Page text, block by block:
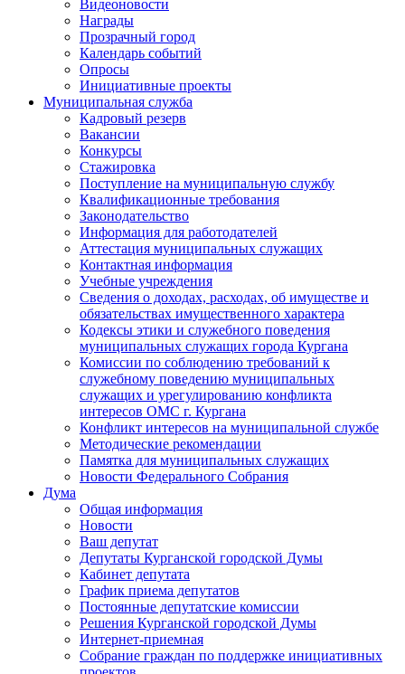
Видеоновости
Награды
Прозрачный город
Календарь событий
Опросы
Инициативные проекты
Муниципальная служба
Кадровый резерв
Вакансии
Конкурсы
Стажировка
Поступление на муниципальную службу
Квалификационные требования
Законодательство
Информация для работодателей
Аттестация муниципальных служащих
Контактная информация
Учебные учреждения
Сведения о доходах, расходах, об имуществе и
обязательствах имущественного характера
Кодексы этики и служебного поведения
муниципальных служащих города Кургана
Комиссии по соблюдению требований к
служебному поведению муниципальных
служащих и урегулированию конфликта
интересов ОМС г. Кургана
Конфликт интересов на муниципальной службе
Методические рекомендации
Памятка для муниципальных служащих
Новости Федерального Cобрания
Дума
Общая информация
Новости
Ваш депутат
Депутаты Курганской городской Думы
Кабинет депутата
График приема депутатов
Постоянные депутатские комиссии
Решения Курганской городской Думы
Интернет-приемная
Собрание граждан по поддержке инициативных